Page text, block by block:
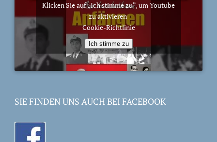
Klicken Sie auf „Ich stimme zu“, um Youtube
zu aktivieren
Cookie-Richtlinie
Ich stimme zu
SIE FINDEN UNS AUCH BEI FACEBOOK